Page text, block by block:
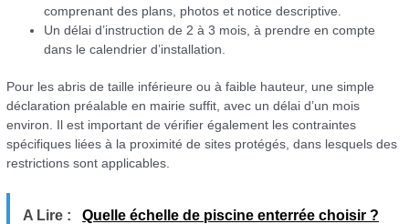
comprenant des plans, photos et notice descriptive.
Un délai d’instruction de 2 à 3 mois, à prendre en compte
dans le calendrier d’installation.
Pour les abris de taille inférieure ou à faible hauteur, une simple
déclaration préalable en mairie suffit, avec un délai d’un mois
environ. Il est important de vérifier également les contraintes
spécifiques liées à la proximité de sites protégés, dans lesquels des
restrictions sont applicables.
A Lire : Quelle échelle de piscine enterrée choisir ?